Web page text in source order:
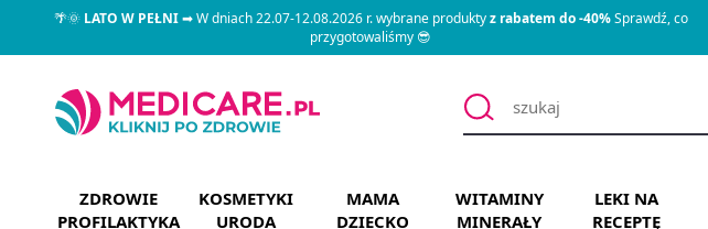
🌴🌞LATO W PEŁNI➡ W dniach 22.07-12.08.2026 r. wybrane produktyz rabatem do -40%Sprawdź, co
przygotowaliśmy 😎
ZDROWIE
PROFILAKTYKA
KOSMETYKI
URODA
MAMA
DZIECKO
WITAMINY
MINERAŁY
LEKI NA
RECEPTĘ